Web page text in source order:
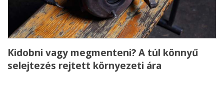
Kidobni vagy megmenteni? A túl könnyű
selejtezés rejtett környezeti ára